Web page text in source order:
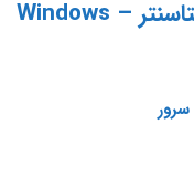
لایسنس ویندوز سرور 2008 دیتاسنتر – Windows